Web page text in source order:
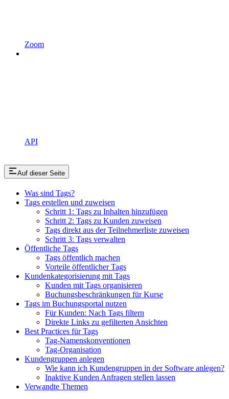
Zoom
API
Auf dieser Seite
Was sind Tags?
Tags erstellen und zuweisen
Schritt 1: Tags zu Inhalten hinzufügen
Schritt 2: Tags zu Kunden zuweisen
Tags direkt aus der Teilnehmerliste zuweisen
Schritt 3: Tags verwalten
Öffentliche Tags
Tags öffentlich machen
Vorteile öffentlicher Tags
Kundenkategorisierung mit Tags
Kunden mit Tags organisieren
Buchungsbeschränkungen für Kurse
Tags im Buchungsportal nutzen
Für Kunden: Nach Tags filtern
Direkte Links zu gefilterten Ansichten
Best Practices für Tags
Tag-Namenskonventionen
Tag-Organisation
Kundengruppen anlegen
Wie kann ich Kundengruppen in der Software anlegen?
Inaktive Kunden Anfragen stellen lassen
Verwandte Themen